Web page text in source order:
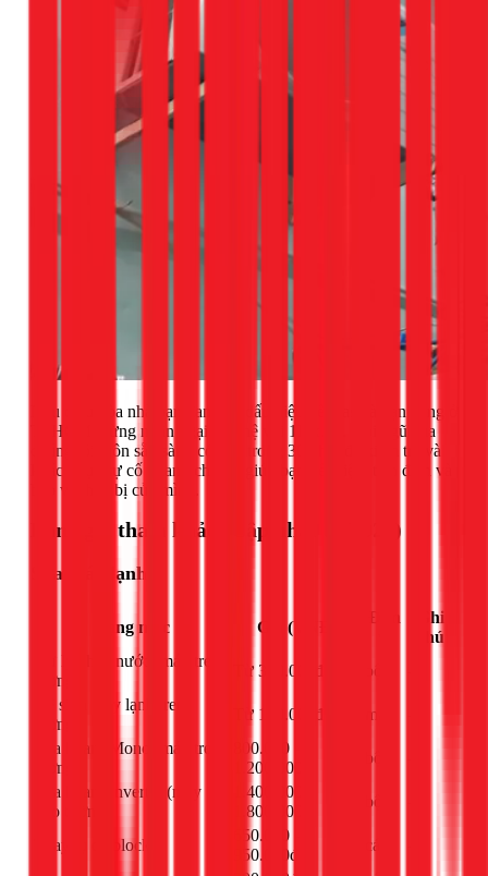
Nếu điều hòa nhà bạn đang có dấu hiệu hết gas và bạn đang ở
TPHCM, đừng ngần ngại liên hệ với 1Fix.vn. Đội ngũ của
chúng tôi luôn sẵn sàng có mặt trong 30 phút để kiểm tra và
khắc phục sự cố nhanh chóng, giúp bạn tiết kiệm tiền điện và
bảo vệ thiết bị của mình.
Bảng giá tham khảo (Cập nhật 03/2026)
Sửa máy lạnh
Hạng mục Giá (VNĐ)
Đơn
Ghi
chú
Xử lý chảy nước (máy treo
tường)
Từ 300.000đ bộ
Vệ sinh máy lạnh treo
tường
Từ 150.000đ máy
Sửa board Mono (máy treo
tường)
800.000 -
1.200.000đ
bộ
Sửa board Inverter (máy
treo tường)
1.400.000 -
1.800.000đ
bộ
Thay tụ đề block
650.000 -
950.000đ
cái